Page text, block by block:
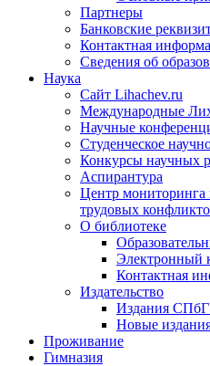
Партнеры
Банковские
Контактная
Сведения об
Наука
Сайт Lihachev.ru
Международные
Научные
Студенческое
Конкурсы научных
Аспирантура
Центр мониторинга
трудовых
О библиотеке
Электронный
Контактная
Издательство
Издания
Новые
Проживание
Гимназия